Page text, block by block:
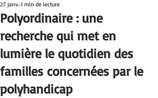
Polyordinaire : une
recherche qui met en
lumière le quotidien des
familles concernées par le
polyhandicap
27 janv. 1 min de lecture